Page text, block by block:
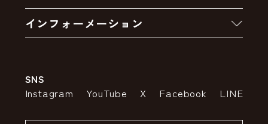
卸販売・大量注文
アウトレットセール
お支払いについて
インフォーメーション
特定商取引法の表示
SNS
Instagram YouTube X Facebook LINE